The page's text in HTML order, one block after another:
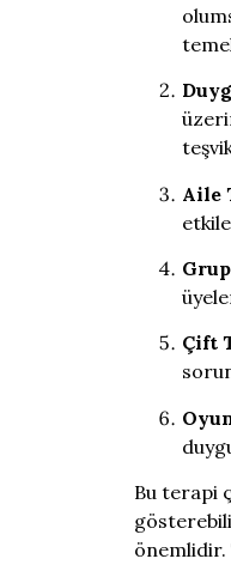
Aile
Çift
Bu terapi
önemlidir.